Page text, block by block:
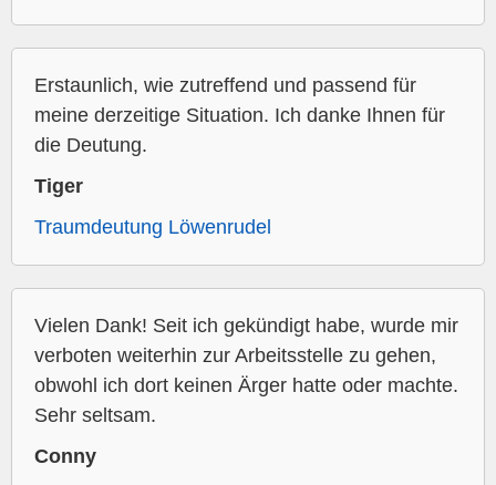
Erstaunlich, wie zutreffend und passend für
meine derzeitige Situation. Ich danke Ihnen für
die Deutung.
Tiger
Traumdeutung Löwenrudel
Vielen Dank! Seit ich gekündigt habe, wurde mir
verboten weiterhin zur Arbeitsstelle zu gehen,
obwohl ich dort keinen Ärger hatte oder machte.
Sehr seltsam.
Conny